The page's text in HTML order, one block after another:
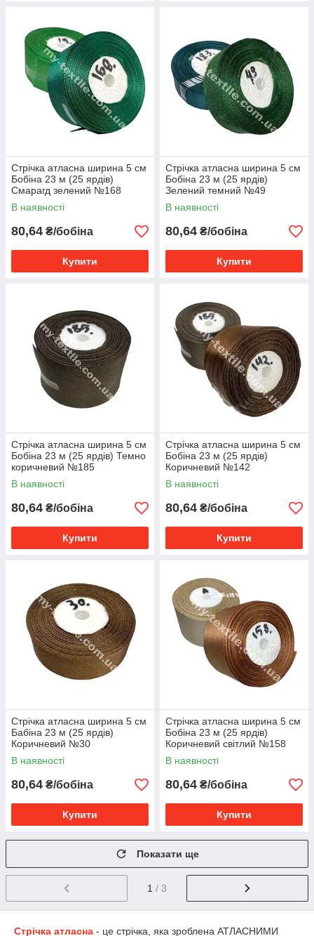
Стрічка атласна ширина 5 см
Бобіна 23 м (25 ярдів)
Смарагд зелений №168
В наявності
80,64 ₴/бобіна
Купити
Стрічка атласна ширина 5 см
Бобіна 23 м (25 ярдів)
Зелений темний №49
В наявності
80,64 ₴/бобіна
Купити
Стрічка атласна ширина 5 см
Бобіна 23 м (25 ярдів) Темно
коричневий №185
В наявності
80,64 ₴/бобіна
Купити
Стрічка атласна ширина 5 см
Бобіна 23 м (25 ярдів)
Коричневий №142
В наявності
80,64 ₴/бобіна
Купити
Стрічка атласна ширина 5 см
Бабіна 23 м (25 ярдів)
Коричневий №30
В наявності
80,64 ₴/бобіна
Купити
Стрічка атласна ширина 5 см
Бобіна 23 м (25 ярдів)
Коричневий світлий №158
В наявності
80,64 ₴/бобіна
Купити
Показати ще
1 / 3
Стрічка атласна - це стрічка, яка зроблена АТЛАСНИМИ